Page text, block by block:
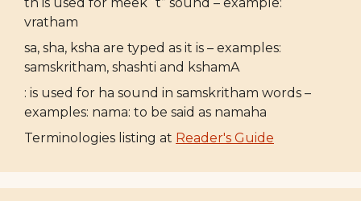
vratham
sa, sha, ksha are typed as it is – examples:
samskritham, shashti and kshamA
: is used for ha sound in samskritham words –
examples: nama: to be said as namaha
Terminologies listing at Reader's Guide